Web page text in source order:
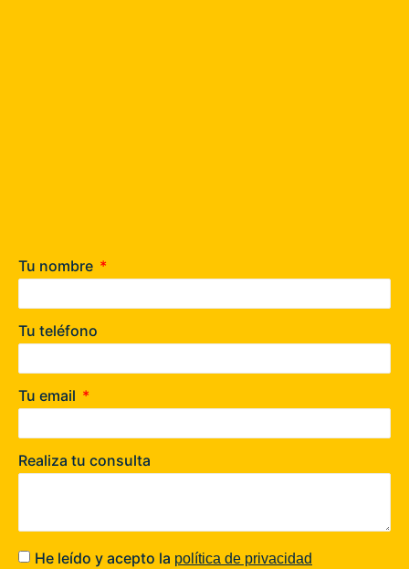
Tu nombre
Tu teléfono
Tu email
Realiza tu consulta
He leído y acepto la política de privacidad